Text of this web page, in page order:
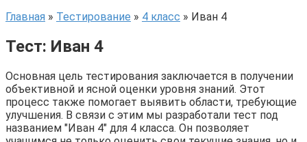
Главная » Тестирование » 4 класс » Иван 4
Тест: Иван 4
Основная цель тестирования заключается в получении
объективной и ясной оценки уровня знаний. Этот
процесс также помогает выявить области, требующие
улучшения. В связи с этим мы разработали тест под
названием "Иван 4" для 4 класса. Он позволяет